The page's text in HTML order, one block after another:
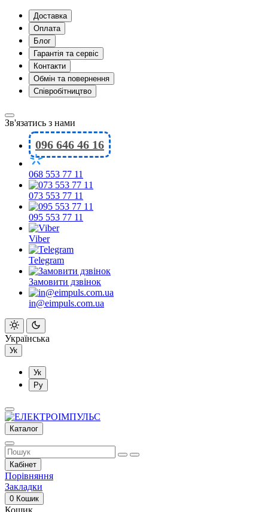
Доставка
Оплата
Блог
Гарантія та сервіс
Контакти
Обмін та повернення
Співробітництво
Зв'язатись з нами
096 646 46 16
068 553 77 11
073 553 77 11
095 553 77 11
Viber
Telegram
Замовити дзвінок
in@eimpuls.com.ua
Українська
Ук
Ук
Ру
Каталог
Кабінет
Порівняння
Закладки
0 Кошик
Кошик